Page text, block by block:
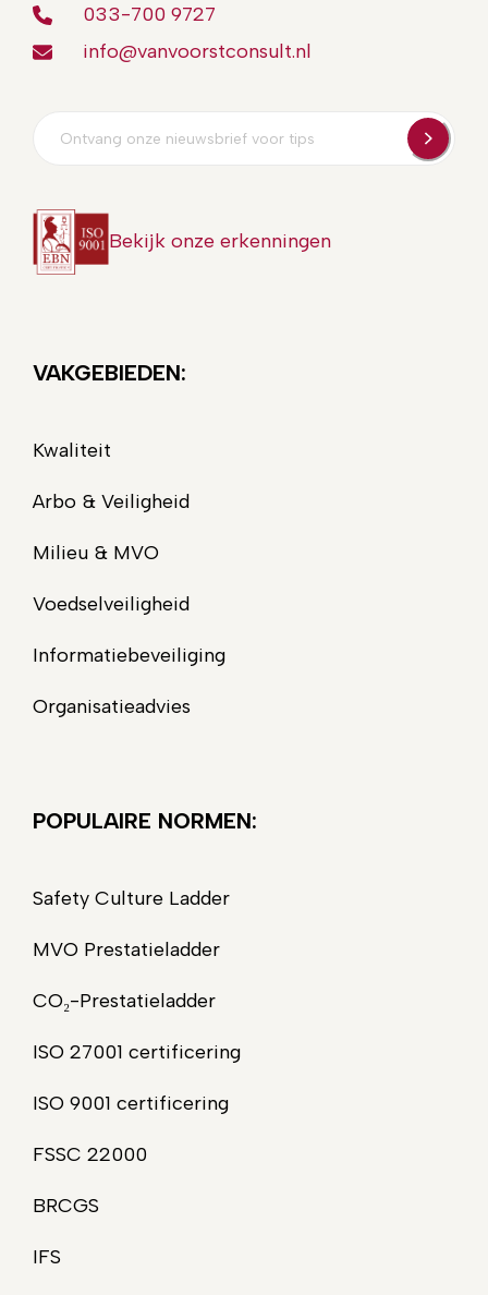
033-700 9727
info@vanvoorstconsult.nl
Bekijk onze erkenningen
VAKGEBIEDEN:
Kwaliteit
Arbo & Veiligheid
Milieu & MVO
Voedselveiligheid
Informatiebeveiliging
Organisatieadvies
POPULAIRE NORMEN:
Safety Culture Ladder
MVO Prestatieladder
CO₂-Prestatieladder
ISO 27001 certificering
ISO 9001 certificering
FSSC 22000
BRCGS
IFS